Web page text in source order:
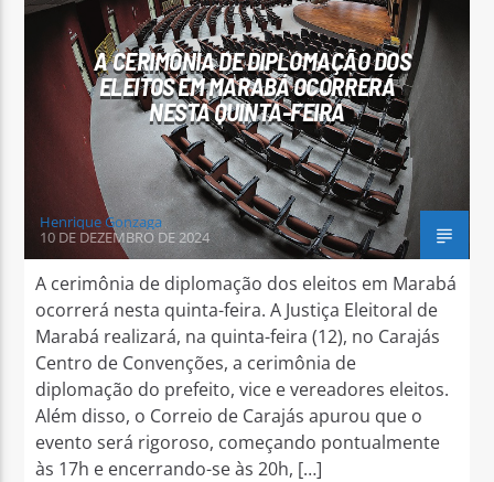
Arara Azul FM
A CERIMÔNIA DE DIPLOMAÇÃO DOS
ELEITOS EM MARABÁ OCORRERÁ
NESTA QUINTA-FEIRA
Henrique Gonzaga
10 DE DEZEMBRO DE 2024
A cerimônia de diplomação dos eleitos em Marabá
ocorrerá nesta quinta-feira. A Justiça Eleitoral de
Marabá realizará, na quinta-feira (12), no Carajás
Centro de Convenções, a cerimônia de
diplomação do prefeito, vice e vereadores eleitos.
Além disso, o Correio de Carajás apurou que o
evento será rigoroso, começando pontualmente
às 17h e encerrando-se às 20h, […]